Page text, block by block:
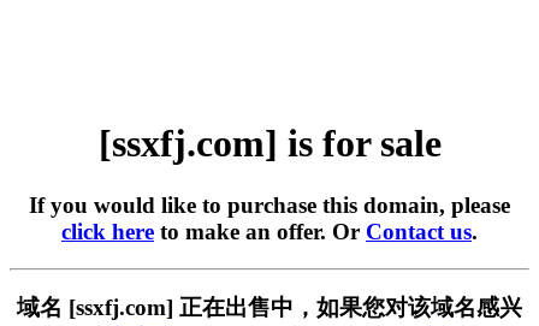
[ssxfj.com] is for sale
If you would like to purchase this domain, please
click here to make an offer. Or Contact us.
域名 [ssxfj.com] 正在出售中，如果您对该域名感兴